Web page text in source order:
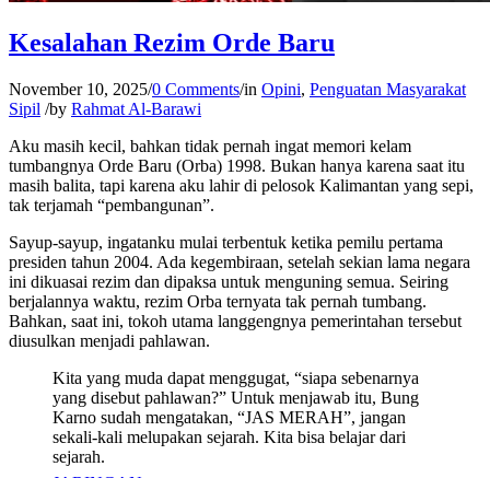
Kesalahan Rezim Orde Baru
November 10, 2025/0 Comments/in Opini, Penguatan Masyarakat
Sipil /by Rahmat Al-Barawi
Aku masih kecil, bahkan tidak pernah ingat memori kelam
tumbangnya Orde Baru (Orba) 1998. Bukan hanya karena saat itu
masih balita, tapi karena aku lahir di pelosok Kalimantan yang sepi,
tak terjamah “pembangunan”.
Sayup-sayup, ingatanku mulai terbentuk ketika pemilu pertama
presiden tahun 2004. Ada kegembiraan, setelah sekian lama negara
ini dikuasai rezim dan dipaksa untuk menguning semua. Seiring
berjalannya waktu, rezim Orba ternyata tak pernah tumbang.
Bahkan, saat ini, tokoh utama langgengnya pemerintahan tersebut
diusulkan menjadi pahlawan.
Kita yang muda dapat menggugat, “siapa sebenarnya
yang disebut pahlawan?” Untuk menjawab itu, Bung
Karno sudah mengatakan, “JAS MERAH”, jangan
sekali-kali melupakan sejarah. Kita bisa belajar dari
sejarah.